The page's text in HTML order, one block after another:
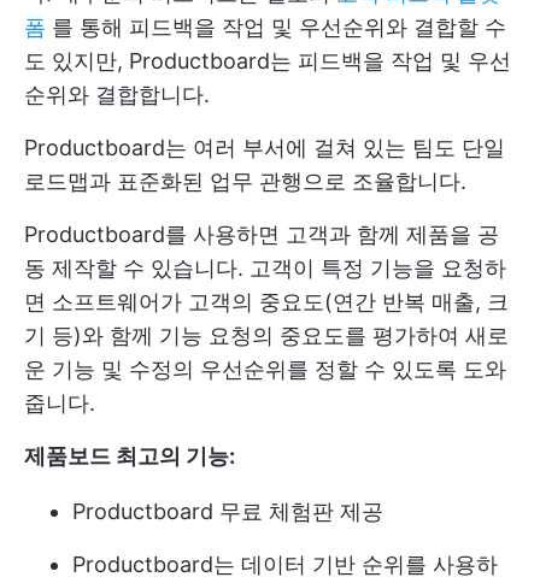
폼 를 통해 피드백을 작업 및 우선순위와 결합할 수
도 있지만, Productboard는 피드백을 작업 및 우선
순위와 결합합니다.
Productboard는 여러 부서에 걸쳐 있는 팀도 단일
로드맵과 표준화된 업무 관행으로 조율합니다.
Productboard를 사용하면 고객과 함께 제품을 공
동 제작할 수 있습니다. 고객이 특정 기능을 요청하
면 소프트웨어가 고객의 중요도(연간 반복 매출, 크
기 등)와 함께 기능 요청의 중요도를 평가하여 새로
운 기능 및 수정의 우선순위를 정할 수 있도록 도와
줍니다.
제품보드 최고의 기능:
Productboard 무료 체험판 제공
Productboard는 데이터 기반 순위를 사용하